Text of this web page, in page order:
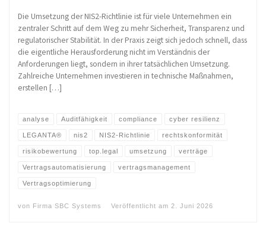
Die Umsetzung der NIS2-Richtlinie ist für viele Unternehmen ein
zentraler Schritt auf dem Weg zu mehr Sicherheit, Transparenz und
regulatorischer Stabilität. In der Praxis zeigt sich jedoch schnell, dass
die eigentliche Herausforderung nicht im Verständnis der
Anforderungen liegt, sondern in ihrer tatsächlichen Umsetzung.
Zahlreiche Unternehmen investieren in technische Maßnahmen,
erstellen […]
analyse Auditfähigkeit compliance cyber resilienz
LEGANTA® nis2 NIS2-Richtlinie rechtskonformität
risikobewertung top.legal umsetzung verträge
Vertragsautomatisierung vertragsmanagement
Vertragsoptimierung
von Firma SBC Systems Veröffentlicht am 2. Juni 2026